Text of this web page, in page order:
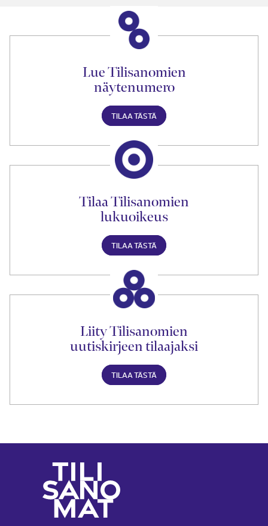
Lue Tilisanomien
näytenumero
TILAA TÄSTÄ
Tilaa Tilisanomien
lukuoikeus
TILAA TÄSTÄ
Liity Tilisanomien
uutiskirjeen tilaajaksi
TILAA TÄSTÄ